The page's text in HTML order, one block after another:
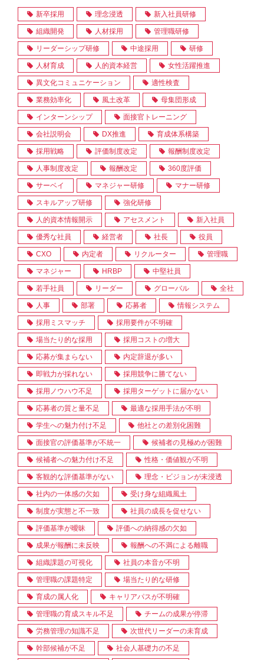
新卒採用 理念浸透 新入社員研修
組織開発 人材採用 管理職研修
リーダーシップ研修 中途採用 研修
人材育成 人的資本経営 女性活躍推進
異文化コミュニケーション 適性検査
業務効率化 風土改革 母集団形成
インターンシップ 面接官トレーニング
会社説明会 DX推進 育成体系構築
採用戦略 評価制度改定 報酬制度改定
人事制度改定 報酬改定 360度評価
サーベイ マネジャー研修 マナー研修
スキルアップ研修 強化研修
人的資本情報開示 アセスメント 新入社員
優秀な社員 経営者 社長 役員
CXO 内定者 リクルーター 管理職
マネジャー HRBP 中堅社員
若手社員 リーダー グローバル 全社
人事 部署 応募者 情報システム
採用ミスマッチ 採用要件が不明確
場当たり的な採用 採用コストの増大
応募が集まらない 内定辞退が多い
即戦力が採れない 採用競争に勝てない
採用ノウハウ不足 採用ターゲットに届かない
応募者の質と量不足 最適な採用手法が不明
学生への魅力付け不足 他社との差別化困難
面接官の評価基準が不統一 候補者の見極めが困難
候補者への魅力付け不足 性格・価値観が不明
客観的な評価基準がない 理念・ビジョンが未浸透
社内の一体感の欠如 受け身な組織風土
制度が実態と不一致 社員の成長を促せない
評価基準が曖昧 評価への納得感の欠如
成果が報酬に未反映 報酬への不満による離職
組織課題の可視化 社員の本音が不明
管理職の課題特定 場当たり的な研修
育成の属人化 キャリアパスが不明確
管理職の育成スキル不足 チームの成果が停滞
労務管理の知識不足 次世代リーダーの未育成
幹部候補が不足 社会人基礎力の不足